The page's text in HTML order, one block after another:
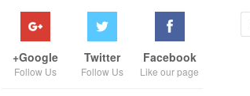
Facebook
Like our page
Twitter
Follow Us
Google+
Follow Us